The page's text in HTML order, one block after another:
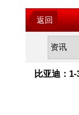
返回
比亚迪：